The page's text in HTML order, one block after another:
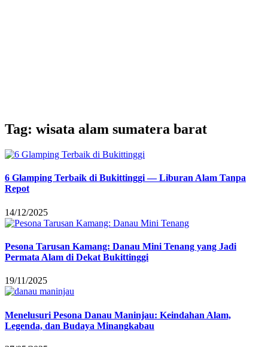
Tag: wisata alam sumatera barat
6 Glamping Terbaik di Bukittinggi — Liburan Alam Tanpa
Repot
14/12/2025
Pesona Tarusan Kamang: Danau Mini Tenang yang Jadi
Permata Alam di Dekat Bukittinggi
19/11/2025
Menelusuri Pesona Danau Maninjau: Keindahan Alam,
Legenda, dan Budaya Minangkabau